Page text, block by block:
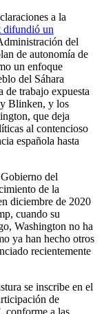
a la
difundió un
del
de autonomía de
un enfoque
del Sáhara
de trabajo expuesta
Blinken, y los
que deja
al contencioso
española hasta
del
de la
diciembre de 2020
cuando su
Washington no ha
ya han hecho otros
recientemente
se inscribe en el
de
conforme a las